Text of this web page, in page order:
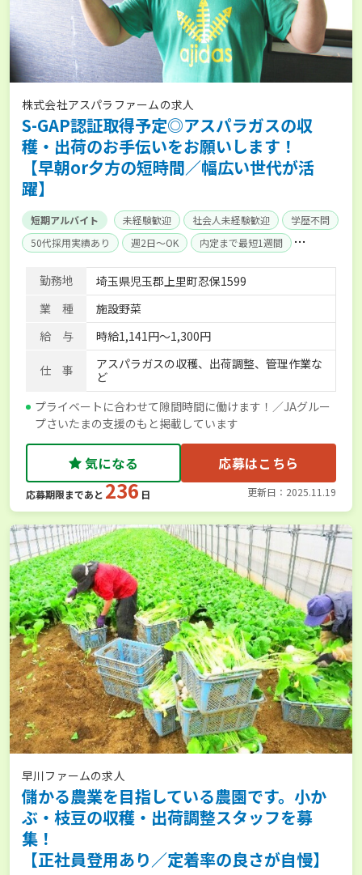
株式会社アスパラファームの求人
S-GAP認証取得予定◎アスパラガスの収
穫・出荷のお手伝いをお願いします！
【早朝or夕方の短時間／幅広い世代が活
躍】
短期アルバイト 未経験歓迎 社会人未経験歓迎
学歴不問
50代採用実績あり
週2日～OK
内定まで最短1週間
勤務地
埼玉県児玉郡上里町忍保1599
業 種
施設野菜
給 与
時給1,141円～1,300円
仕 事
アスパラガスの収穫、出荷調整、管理作業な
ど
プライベートに合わせて隙間時間に働けます！／JAグルー
プさいたまの支援のもと掲載しています
気になる 応募はこちら
応募期限まであと 236 日 更新日：2025.11.19
早川ファームの求人
儲かる農業を目指している農園です。小か
ぶ・枝豆の収穫・出荷調整スタッフを募
集！
【正社員登用あり／定着率の良さが自慢】